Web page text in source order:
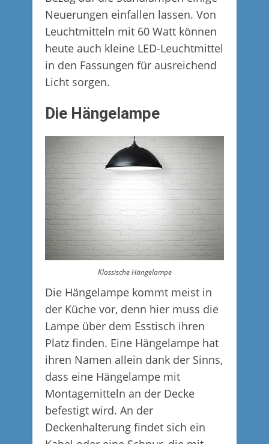
Neuerungen einfallen lassen. Von
Leuchtmitteln mit 60 Watt können
heute auch kleine LED-Leuchtmittel
in den Fassungen für ausreichend
Licht sorgen.
Die Hängelampe
Klassische Hängelampe
Die Hängelampe kommt meist in
der Küche vor, denn hier muss die
Lampe über dem Esstisch ihren
Platz finden. Eine Hängelampe hat
ihren Namen allein dank der Sinns,
dass eine Hängelampe mit
Montagemitteln an der Decke
befestigt wird. An der
Deckenhalterung findet sich ein